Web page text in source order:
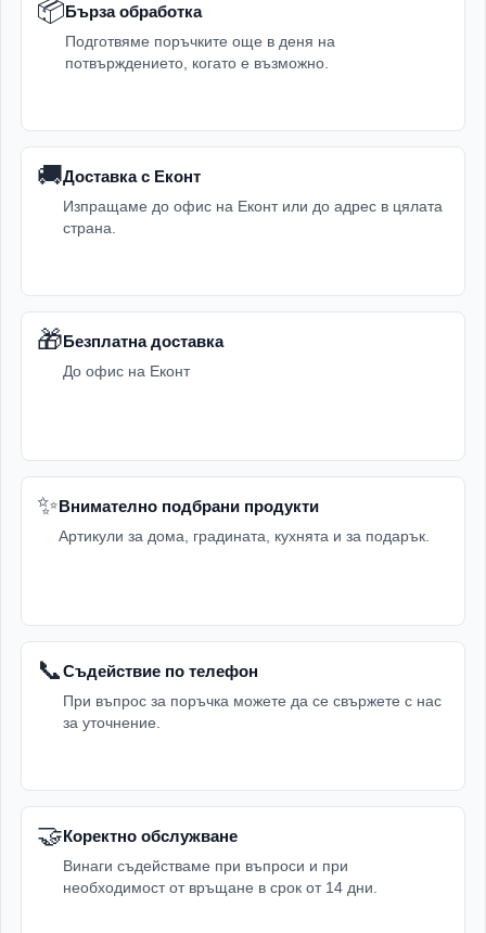
📦Бърза обработка
Подготвяме поръчките още в деня на
потвърждението, когато е възможно.
🚚Доставка с Еконт
Изпращаме до офис на Еконт или до адрес в цялата
страна.
🎁Безплатна доставка
До офис на Еконт
✨Внимателно подбрани продукти
Артикули за дома, градината, кухнята и за подарък.
📞Съдействие по телефон
При въпрос за поръчка можете да се свържете с нас
за уточнение.
🤝Коректно обслужване
Винаги съдействаме при въпроси и при
необходимост от връщане в срок от 14 дни.